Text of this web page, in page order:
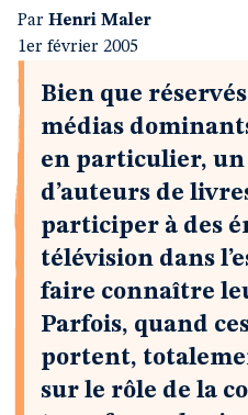
Par Henri Maler
1er février 2005
Bien que réservés
médias
en particulier,
d’auteurs de
participer à des
télévision dans
faire connaître
Parfois, quand
portent,
sur le rôle de la